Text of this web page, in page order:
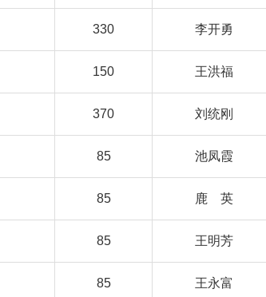
330 李开勇
150 王洪福
370 刘统刚
85 池凤霞
85 鹿 英
85 王明芳
85 王永富